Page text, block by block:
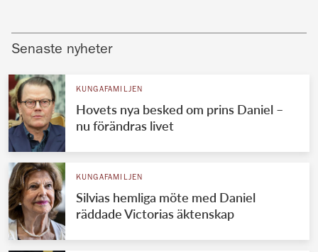
Senaste nyheter
KUNGAFAMILJEN
Hovets nya besked om prins Daniel –
nu förändras livet
KUNGAFAMILJEN
Silvias hemliga möte med Daniel
räddade Victorias äktenskap